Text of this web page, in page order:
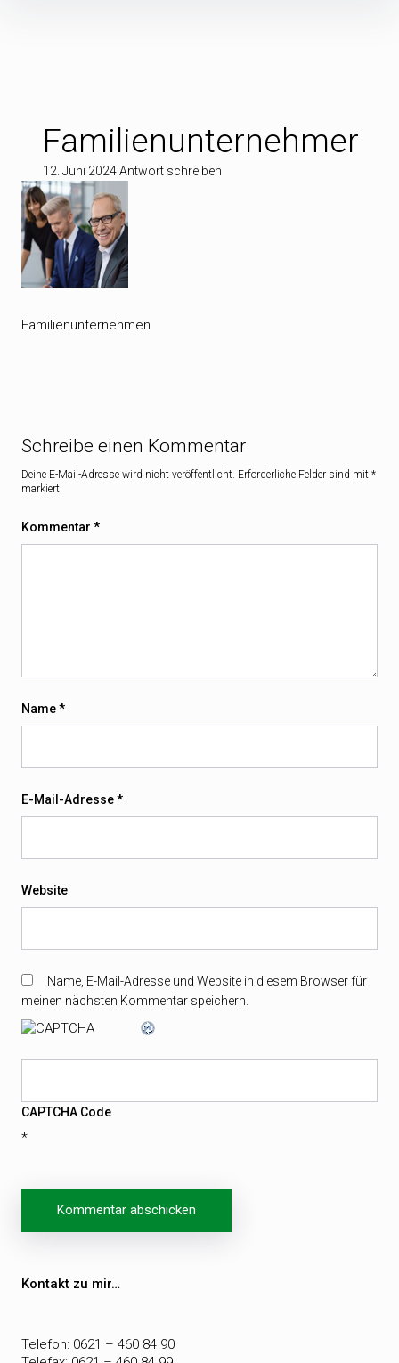
Familienunternehmer
12. Juni 2024Antwort schreiben
Familienunternehmen
Schreibe einen Kommentar
Deine E-Mail-Adresse wird nicht veröffentlicht. Erforderliche Felder sind mit *
markiert
Kommentar *
Name*
E-Mail-Adresse*
Website
Name, E-Mail-Adresse und Website in diesem Browser für
meinen nächsten Kommentar speichern.
CAPTCHA Code
*
Beitragsnavigation
Kontakt zu mir…
Telefon: 0621 – 460 84 90